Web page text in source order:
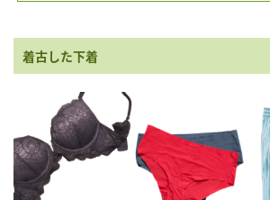
着古した下着